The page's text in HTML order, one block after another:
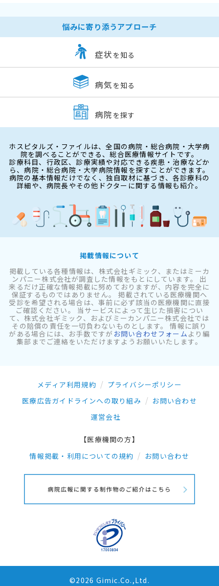
悩みに寄り添うアプローチ
症状 を知る
病気 を知る
病院 を探す
ホスピタルズ・ファイルは、全国の病院・総合病院・大学病
院を調べることができる、総合医療情報サイトです。
診療科目、行政区、診療実績や対応できる疾患・治療などか
ら、病院・総合病院・大学病院情報を探すことができます。
病院の基本情報だけでなく、独自取材に基づき、各診療科の
詳細や、病院長やその他ドクターに関する情報も紹介。
掲載情報について
掲載している各種情報は、株式会社ギミック、またはミーカ
ンパニー株式会社が調査した情報をもとにしています。 出
来るだけ正確な情報掲載に努めておりますが、内容を完全に
保証するものではありません。 掲載されている医療機関へ
受診を希望される場合は、事前に必ず該当の医療機関に直接
ご確認ください。 当サービスによって生じた損害につい
て、株式会社ギミック、およびミーカンパニー株式会社では
その賠償の責任を一切負わないものとします。 情報に誤り
がある場合には、お手数ですが お問い合わせフォーム より編
集部までご連絡をいただけますようお願いいたします。
メディア利用規約
プライバシーポリシー
医療広告ガイドラインへの取り組み
お問い合わせ
運営会社
【医療機関の方】
情報掲載・利用についての規約
お問い合わせ
©2026 Gimic.Co.,Ltd.